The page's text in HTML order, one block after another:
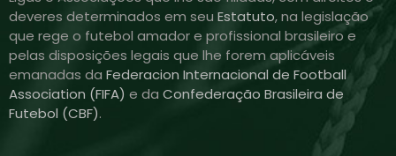
deveres determinados em seu Estatuto, na legislação
que rege o futebol amador e profissional brasileiro e
pelas disposições legais que lhe forem aplicáveis
emanadas da Federacion Internacional de Football
Association (FIFA) e da Confederação Brasileira de
Futebol (CBF).